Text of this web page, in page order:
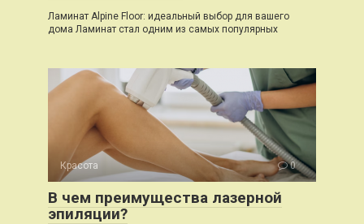
Ламинат Alpine Floor: идеальный выбор для вашего
дома Ламинат стал одним из самых популярных
Красота 0
В чем преимущества лазерной
эпиляции?